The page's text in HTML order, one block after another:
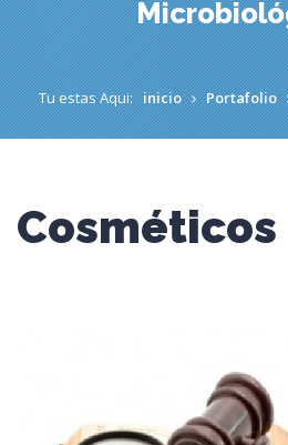
Tu estas Aqui: inicio Portafolio
Cosméticos